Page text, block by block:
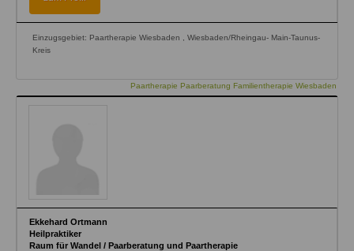
Einzugsgebiet: Paartherapie Wiesbaden , Wiesbaden/Rheingau- Main-Taunus-
Kreis
Paartherapie Paarberatung Familientherapie Wiesbaden
Ekkehard Ortmann
Heilpraktiker
Raum für Wandel / Paarberatung und Paartherapie